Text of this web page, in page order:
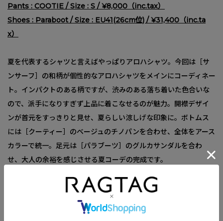
Pants : COOTIE / Size : S / ¥8,000（inc.tax）
Shoes : Paraboot / Size : EU41(26cm位) / ¥31,400（inc.ta
x）
夏を代表するシャツと言えばやっぱりアロハシャツ。今回は［サ
ンサーフ］の和柄が個性的なアロハシャツをメインにコーディネー
ト。インパクトのある柄ですが、渋みのある落ち着いた色合いな
ので、派手になりすぎず上品に着こなせるのが魅力。開襟デザイ
ンが首元をすっきりと見せ、夏らしい涼しげな印象に。ボトムス
には［クーティー］のベージュのチノパンを合わせ、全体をアース
カラーで統一。足元は［パラブーツ］のグルカサンダルを合わ
せ、大人の余裕を感じさせる夏コーデの完成です。
（Staff：Hata 173cm）